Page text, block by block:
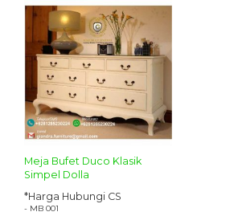
Meja Bufet Duco Klasik
Simpel Dolla
*Harga Hubungi CS
- MB 001